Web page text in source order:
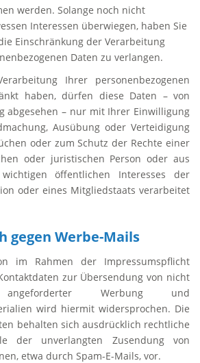
werden. Solange noch nicht
Interessen überwiegen, haben Sie
Einschränkung der Verarbeitung
Daten zu verlangen.
Ihrer personenbezogenen
haben, dürfen diese Daten – von
abgesehen – nur mit Ihrer Einwilligung
Ausübung oder Verteidigung
oder zum Schutz der Rechte einer
oder juristischen Person oder aus
öffentlichen Interesses der
oder eines Mitgliedstaats verarbeitet
gegen Werbe-Mails
im Rahmen der Impressumspflicht
zur Übersendung von nicht
angeforderter Werbung und
wird hiermit widersprochen. Die
behalten sich ausdrücklich rechtliche
der unverlangten Zusendung von
etwa durch Spam-E-Mails, vor.